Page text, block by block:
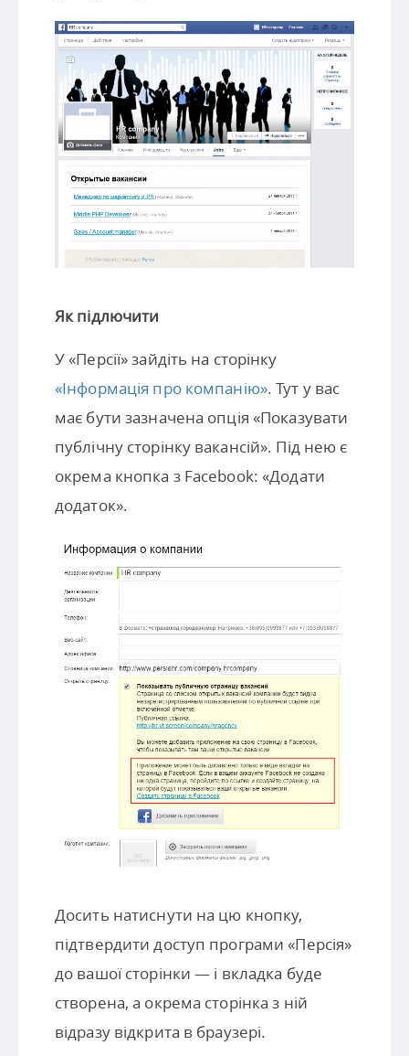
Як підлючити
У «Персії» зайдіть на сторінку
«Інформація про компанію». Тут у вас
має бути зазначена опція «Показувати
публічну сторінку вакансій». Під нею є
окрема кнопка з Facebook: «Додати
додаток».
Досить натиснути на цю кнопку,
підтвердити доступ програми «Персія»
до вашої сторінки — і вкладка буде
створена, а окрема сторінка з ній
відразу відкрита в браузері.